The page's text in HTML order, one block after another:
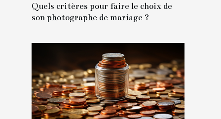
Quels critères pour faire le choix de
son photographe de mariage ?